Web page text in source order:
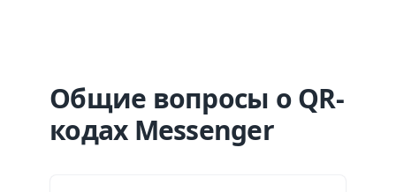
Общие вопросы о QR-
кодах Messenger